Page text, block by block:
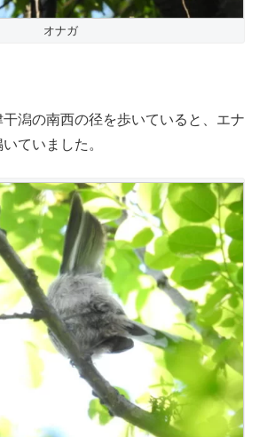
オナガ
潟の南西の径を歩いていると、エナ
ていました。